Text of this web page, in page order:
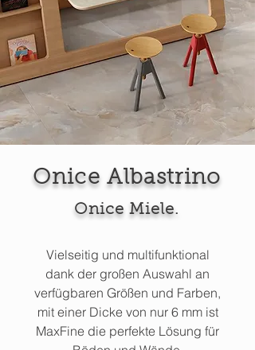
Onice Albastrino
Onice Miele.
Vielseitig und multifunktional
dank der großen Auswahl an
verfügbaren Größen und Farben,
mit einer Dicke von nur 6 mm ist
MaxFine die perfekte Lösung für